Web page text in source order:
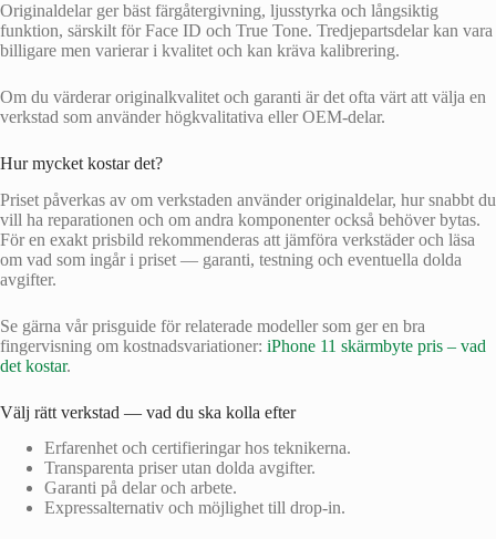
Originaldelar ger bäst färgåtergivning, ljusstyrka och långsiktig
funktion, särskilt för Face ID och True Tone. Tredjepartsdelar kan vara
billigare men varierar i kvalitet och kan kräva kalibrering.
Om du värderar originalkvalitet och garanti är det ofta värt att välja en
verkstad som använder högkvalitativa eller OEM-delar.
Hur mycket kostar det?
Priset påverkas av om verkstaden använder originaldelar, hur snabbt du
vill ha reparationen och om andra komponenter också behöver bytas.
För en exakt prisbild rekommenderas att jämföra verkstäder och läsa
om vad som ingår i priset — garanti, testning och eventuella dolda
avgifter.
Se gärna vår prisguide för relaterade modeller som ger en bra
fingervisning om kostnadsvariationer: iPhone 11 skärmbyte pris – vad
det kostar.
Välj rätt verkstad — vad du ska kolla efter
Erfarenhet och certifieringar hos teknikerna.
Transparenta priser utan dolda avgifter.
Garanti på delar och arbete.
Expressalternativ och möjlighet till drop‑in.